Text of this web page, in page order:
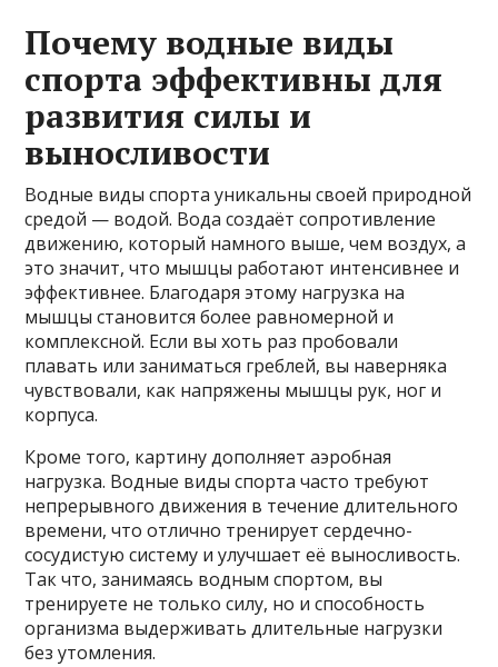
Почему водные виды
спорта эффективны для
развития силы и
выносливости
Водные виды спорта уникальны своей природной
средой — водой. Вода создаёт сопротивление
движению, который намного выше, чем воздух, а
это значит, что мышцы работают интенсивнее и
эффективнее. Благодаря этому нагрузка на
мышцы становится более равномерной и
комплексной. Если вы хоть раз пробовали
плавать или заниматься греблей, вы наверняка
чувствовали, как напряжены мышцы рук, ног и
корпуса.
Кроме того, картину дополняет аэробная
нагрузка. Водные виды спорта часто требуют
непрерывного движения в течение длительного
времени, что отлично тренирует сердечно-
сосудистую систему и улучшает её выносливость.
Так что, занимаясь водным спортом, вы
тренируете не только силу, но и способность
организма выдерживать длительные нагрузки
без утомления.